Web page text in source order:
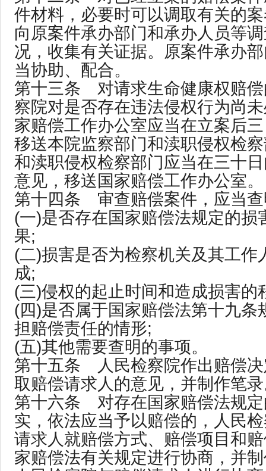
件材料，必要时可以调取有关的
向原案件承办部门和承办人员等
况，收集有关证据。原案件承办
当协助、配合。
第十三条 对请求生命健康权赔偿
察院对是否存在违法侵权行为尚
家赔偿工作办公室应当在立案后
移送本院监察部门和渎职侵权检
和渎职侵权检察部门应当在三十
意见，移送国家赔偿工作办公室。
第十四条 审查赔偿案件，应当查
(一)是否存在国家赔偿法规定的损
果;
(二)损害是否为检察机关及其工作
成;
(三)侵权的起止时间和造成损害的
(四)是否属于国家赔偿法第十九条
担赔偿责任的情形;
(五)其他需要查明的事项。
第十五条 人民检察院作出赔偿决
取赔偿请求人的意见，并制作笔
第十六条 对存在国家赔偿法规定
实，依法应当予以赔偿的，人民
请求人就赔偿方式、赔偿项目和
家赔偿法有关规定进行协商，并